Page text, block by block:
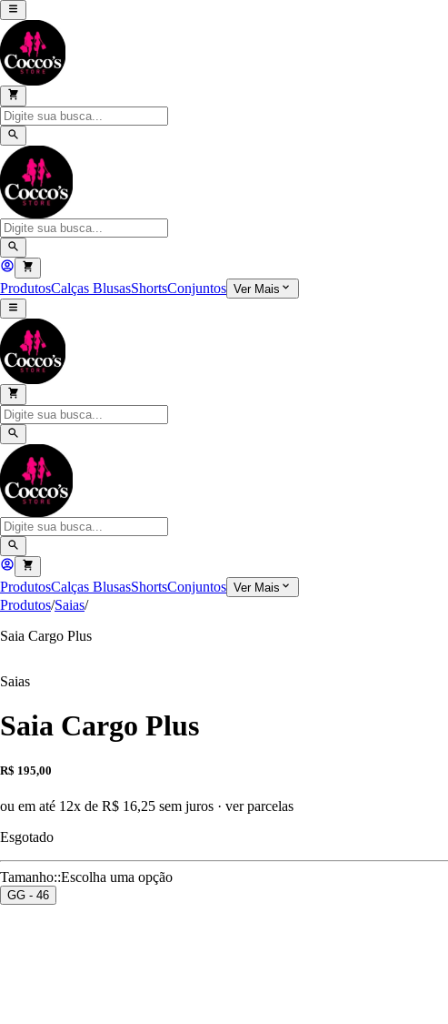
ProdutosCalças BlusasShortsConjuntos Ver Mais
ProdutosCalças BlusasShortsConjuntos Ver Mais
Produtos/Saias/
Saia Cargo Plus
Saias
Saia Cargo Plus
R$ 195,00
ou em até 12x de R$ 16,25 sem juros · ver parcelas
Esgotado
Tamanho::Escolha uma opção
GG - 46